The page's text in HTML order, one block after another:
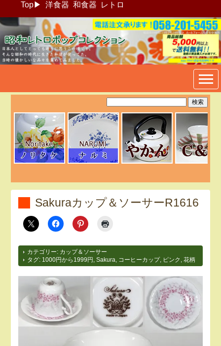
Top▶ 洋食器 和食器 レトロ
昭和レトロポップ食器生活雑
貨通販＠フリマート
Sakuraカップ＆ソーサーR1616
カテゴリー: カップ＆ソーサー
タグ: 1000円から1999円 ,Sakura コーヒーカップ, ピンク ,花柄